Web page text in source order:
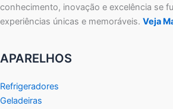
conhecimento, inovação e excelência se
experiências únicas e memoráveis. Veja
APARELHOS
Refrigeradores
Geladeiras